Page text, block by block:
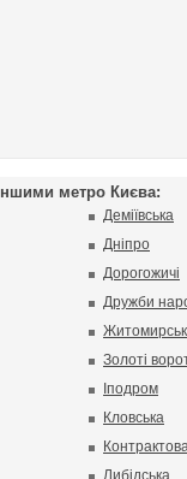
метро Києва:
Деміївська
Дніпро
Дорогожичі
Дружби
Золоті
Іподром
Кловська
Либідська